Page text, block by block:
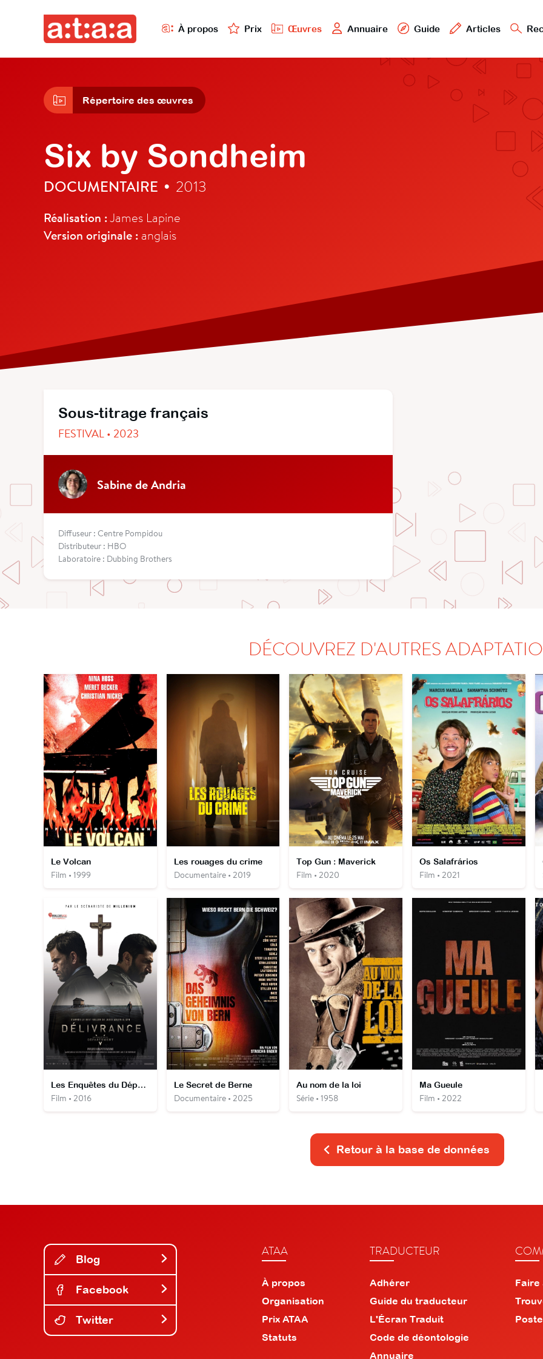
À propos Prix Œuvres Annuaire Guide Articles
Répertoire des œuvres
Six by Sondheim
DOCUMENTAIRE • 2013
Réalisation :James Lapine
Version originale : anglais
Sous-titrage français
FESTIVAL • 2023
Sabine de Andria
Diffuseur : Centre Pompidou
Distributeur : HBO
Laboratoire : Dubbing Brothers
DÉCOUVREZ D'AUTRES
Le Volcan
Film • 1999
Les rouages du crime
Documentaire • 2019
Top Gun : Maverick
Film • 2020
Os Salafrários
Film • 2021
Les Enquêtes du Département V : Délivrance
Film • 2016
Le Secret de Berne
Documentaire • 2025
Au nom de la loi
Série • 1958
Ma Gueule
Film • 2022
Retour à la base de données
Blog
Facebook
Twitter
ATAA
À propos
Organisation
Prix ATAA
Statuts
TRADUCTEUR
Adhérer
Guide du traducteur
L'Écran Traduit
Code de déontologie
Annuaire